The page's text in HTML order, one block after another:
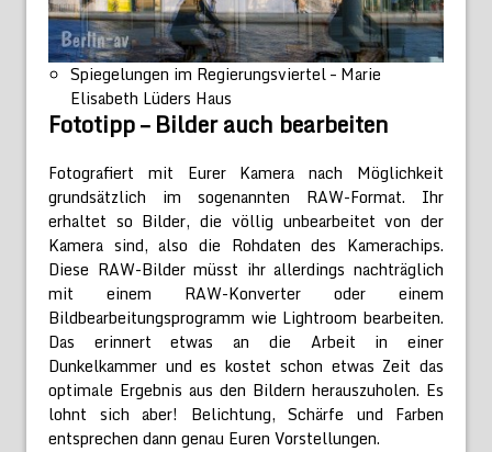
Spiegelungen im Regierungsviertel – Marie
Elisabeth Lüders Haus
Fototipp – Bilder auch bearbeiten
Fotografiert mit Eurer Kamera nach Möglichkeit
grundsätzlich im sogenannten RAW-Format. Ihr
erhaltet so Bilder, die völlig unbearbeitet von der
Kamera sind, also die Rohdaten des Kamerachips.
Diese RAW-Bilder müsst ihr allerdings nachträglich
mit einem RAW-Konverter oder einem
Bildbearbeitungsprogramm wie Lightroom bearbeiten.
Das erinnert etwas an die Arbeit in einer
Dunkelkammer und es kostet schon etwas Zeit das
optimale Ergebnis aus den Bildern herauszuholen. Es
lohnt sich aber! Belichtung, Schärfe und Farben
entsprechen dann genau Euren Vorstellungen.